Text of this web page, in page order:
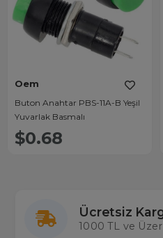
Oem
Buton Anahtar PBS-11A-B Yeşil
Yuvarlak Basmalı
$0.68
Ücretsiz
1000 TL ve